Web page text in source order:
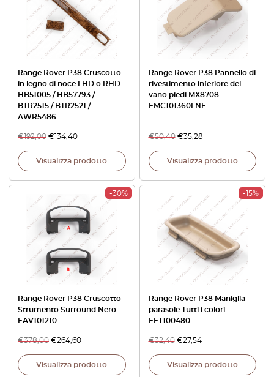
Range Rover P38 Cruscotto
in legno di noce LHD o RHD
HB51005 / HB57793 /
BTR2515 / BTR2521 /
AWR5486
€192,00 €134,40
Visualizza prodotto
Range Rover P38 Pannello di
rivestimento inferiore del
vano piedi MX8708
EMC101360LNF
€50,40 €35,28
Visualizza prodotto
-30%
Range Rover P38 Cruscotto
Strumento Surround Nero
FAV101210
€378,00 €264,60
Visualizza prodotto
-15%
Range Rover P38 Maniglia
parasole Tutti i colori
EFT100480
€32,40 €27,54
Visualizza prodotto